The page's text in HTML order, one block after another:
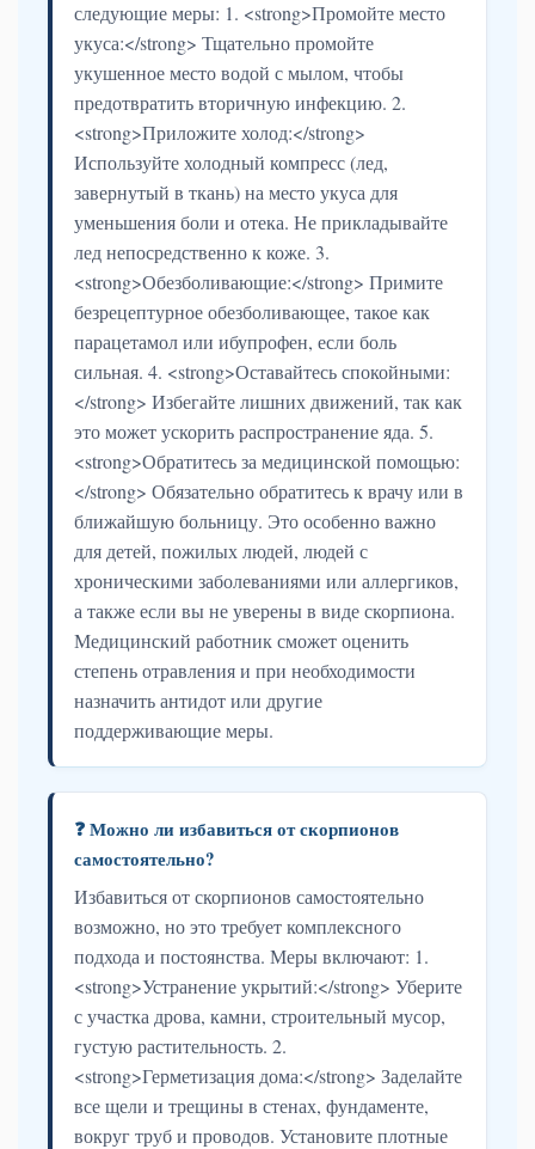
следующие меры: 1. <strong>Промойте место
укуса:</strong> Тщательно промойте
укушенное место водой с мылом, чтобы
предотвратить вторичную инфекцию. 2.
<strong>Приложите холод:</strong>
Используйте холодный компресс (лед,
завернутый в ткань) на место укуса для
уменьшения боли и отека. Не прикладывайте
лед непосредственно к коже. 3.
<strong>Обезболивающие:</strong> Примите
безрецептурное обезболивающее, такое как
парацетамол или ибупрофен, если боль
сильная. 4. <strong>Оставайтесь спокойными:
</strong> Избегайте лишних движений, так как
это может ускорить распространение яда. 5.
<strong>Обратитесь за медицинской помощью:
</strong> Обязательно обратитесь к врачу или в
ближайшую больницу. Это особенно важно
для детей, пожилых людей, людей с
хроническими заболеваниями или аллергиков,
а также если вы не уверены в виде скорпиона.
Медицинский работник сможет оценить
степень отравления и при необходимости
назначить антидот или другие
поддерживающие меры.
❓ Можно ли избавиться от скорпионов
самостоятельно?
Избавиться от скорпионов самостоятельно
возможно, но это требует комплексного
подхода и постоянства. Меры включают: 1.
<strong>Устранение укрытий:</strong> Уберите
с участка дрова, камни, строительный мусор,
густую растительность. 2.
<strong>Герметизация дома:</strong> Заделайте
все щели и трещины в стенах, фундаменте,
вокруг труб и проводов. Установите плотные